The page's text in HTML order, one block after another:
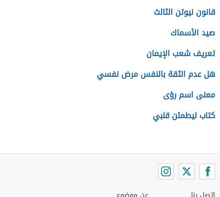
قانون نيوتن الثالث
صيد الأسماك
تعريف شعب الإيمان
هل عدم الثقة بالنفس مرض نفسي
معنى اسم رؤى
كتاب ليطمئن قلبي